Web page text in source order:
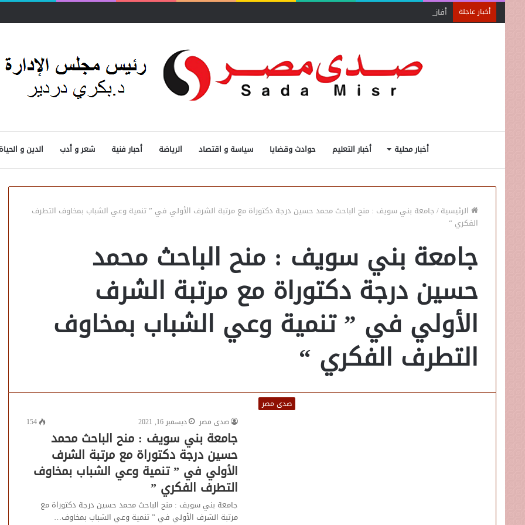
أخبار عاجلة أفاق واسعة لاستفادة المغتربين من الأنشطة المالية غير المصرفية
أخبار محلية أخبار التعليم حوادث وقضايا سياسة و اقتصاد الرياضة أحبار فنية شعر و أدب الدين و الحياة
الرئيسية/جامعة بني سويف : منح الباحث محمد حسين درجة دكتوراة مع مرتبة الشرف الأولي في ” تنمية وعي الشباب بمخاوف التطرف
الفكري “
جامعة بني سويف : منح الباحث محمد
حسين درجة دكتوراة مع مرتبة الشرف
الأولي في ” تنمية وعي الشباب بمخاوف
التطرف الفكري “
صدى مصر
صدى مصر
ديسمبر 16, 2021 154
جامعة بني سويف : منح الباحث محمد
حسين درجة دكتوراة مع مرتبة الشرف
الأولي في ” تنمية وعي الشباب بمخاوف
التطرف الفكري ”
جامعة بني سويف : منح الباحث محمد حسين درجة دكتوراة مع
مرتبة الشرف الأولي في ” تنمية وعي الشباب بمخاوف…